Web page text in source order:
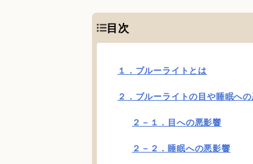
目次
１．ブルーライトとは
２．ブルーライトの目や睡眠へ
２－１．目への悪影響
２－２．睡眠への悪影響